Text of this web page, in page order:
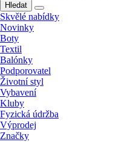
Hledat
Skvělé nabídky
Novinky
Boty
Textil
Balónky
Podporovatel
Životní styl
Vybavení
Kluby
Fyzická údržba
Výprodej
Značky